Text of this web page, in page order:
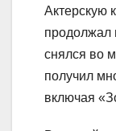
Актерскую
продолжал
снялся во
получил
включая